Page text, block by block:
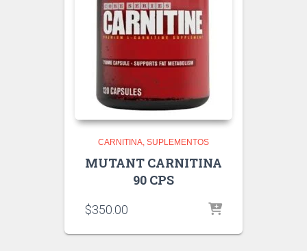
CARNITINA SUPLEMENTOS
MUTANT CARNITINA
90 CPS
$350.00